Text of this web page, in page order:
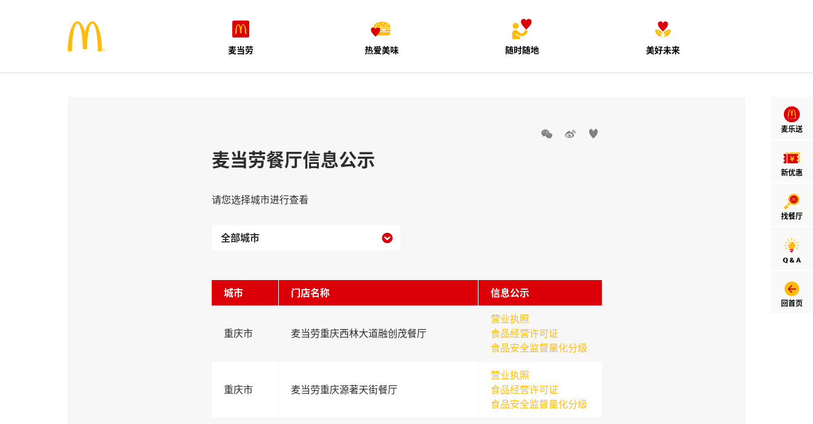
麦当劳 热爱美味 随时随地 美好未来
麦乐送
新优惠
找餐厅
Q & A
回首页
  
麦当劳餐厅信息公示
请您选择城市进行查看

城市 门店名称 信息公示
重庆市 麦当劳重庆西林大道融创茂餐厅
营业执照
食品经营许可证
食品安全监督量化分级
重庆市 麦当劳重庆源著天街餐厅
营业执照
食品经营许可证
食品安全监督量化分级